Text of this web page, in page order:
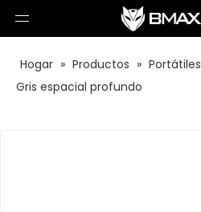
Hogar » Productos » Portátiles
Gris espacial profundo